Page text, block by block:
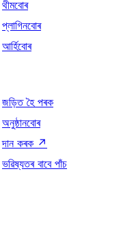
থীমবোৰ
প্লাগিনবোৰ
আৰ্হিবোৰ
জড়িত হৈ পৰক
অনুষ্ঠানবোৰ
দান কৰক ↗
ভৱিষ্যতৰ বাবে পাঁচ